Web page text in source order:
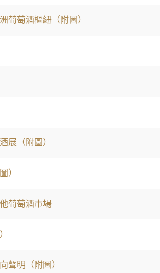
葡萄酒樞紐（附圖）
展（附圖）
）
葡萄酒市場
聲明（附圖）